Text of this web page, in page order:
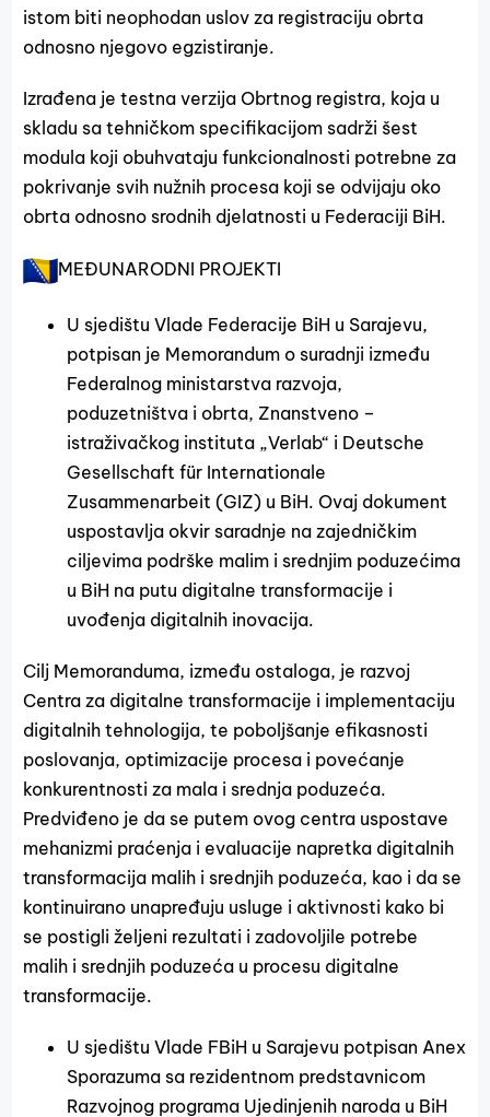
istom biti neophodan uslov za registraciju obrta
odnosno njegovo egzistiranje.
Izrađena je testna verzija Obrtnog registra, koja u
skladu sa tehničkom specifikacijom sadrži šest
modula koji obuhvataju funkcionalnosti potrebne za
pokrivanje svih nužnih procesa koji se odvijaju oko
obrta odnosno srodnih djelatnosti u Federaciji BiH.
MEĐUNARODNI PROJEKTI
U sjedištu Vlade Federacije BiH u Sarajevu,
potpisan je Memorandum o suradnji između
Federalnog ministarstva razvoja,
poduzetništva i obrta, Znanstveno –
istraživačkog instituta „Verlab“ i Deutsche
Gesellschaft für Internationale
Zusammenarbeit (GIZ) u BiH. Ovaj dokument
uspostavlja okvir saradnje na zajedničkim
ciljevima podrške malim i srednjim poduzećima
u BiH na putu digitalne transformacije i
uvođenja digitalnih inovacija.
Cilj Memoranduma, između ostaloga, je razvoj
Centra za digitalne transformacije i implementaciju
digitalnih tehnologija, te poboljšanje efikasnosti
poslovanja, optimizacije procesa i povećanje
konkurentnosti za mala i srednja poduzeća.
Predviđeno je da se putem ovog centra uspostave
mehanizmi praćenja i evaluacije napretka digitalnih
transformacija malih i srednjih poduzeća, kao i da se
kontinuirano unapređuju usluge i aktivnosti kako bi
se postigli željeni rezultati i zadovoljile potrebe
malih i srednjih poduzeća u procesu digitalne
transformacije.
U sjedištu Vlade FBiH u Sarajevu potpisan Anex
Sporazuma sa rezidentnom predstavnicom
Razvojnog programa Ujedinjenih naroda u BiH